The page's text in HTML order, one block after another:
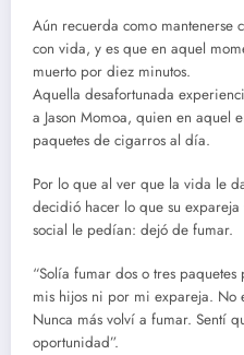
Aún recuerda como mantenerse
con vida, y es que en aquel
muerto por diez minutos.
Aquella desafortunada
a Jason Momoa, quien en aquel
paquetes de cigarros al día.
Por lo que al ver que la vida le
decidió hacer lo que su
social le pedían: dejó de fumar.
“Solía fumar dos o tres
mis hijos ni por mi expareja. No
Nunca más volví a fumar. Sentí
oportunidad”.